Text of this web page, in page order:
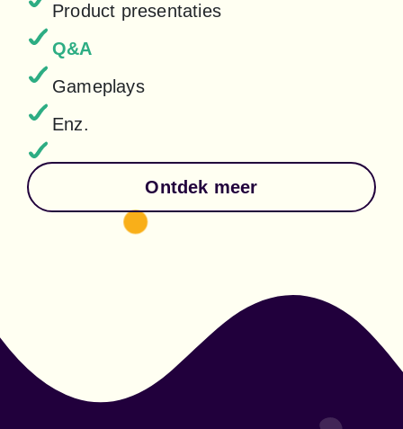
Product presentaties
Q&A
Gameplays
Enz.
Ontdek meer